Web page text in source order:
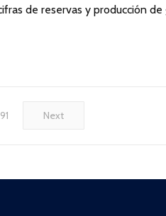
de reservas y producción de
Next